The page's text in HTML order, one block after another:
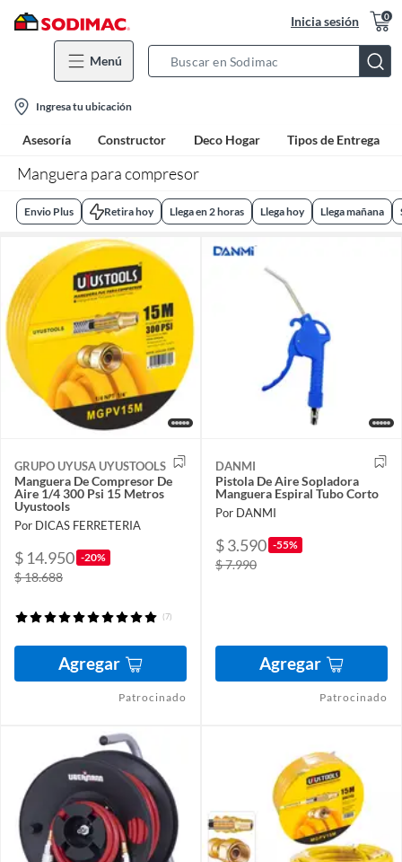
Inicia sesión 0
Menú
Bar
location-
icon
Ingresa tu ubicación
Asesoría Constructor Deco Hogar Tipos de Entrega
Manguera para compresor
Envio Plus Retira hoy Llega en 2 horas Llega hoy Llega mañana
GRUPO UYUSA UYUSTOOLS
Manguera De Compresor De
Aire 1/4 300 Psi 15 Metros
Uyustools
Por DICAS FERRETERIA
$ 14.950 -20%
$ 18.688
(7)
Agregar
Patrocinado
DANMI
Pistola De Aire Sopladora
Manguera Espiral Tubo Corto
Por DANMI
$ 3.590 -55%
$ 7.990
Agregar
Patrocinado